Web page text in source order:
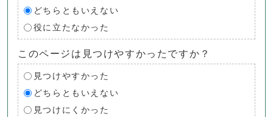
どちらともいえない
役に立たなかった
このページは見つけやすかったですか？
見つけやすかった
どちらともいえない
見つけにくかった